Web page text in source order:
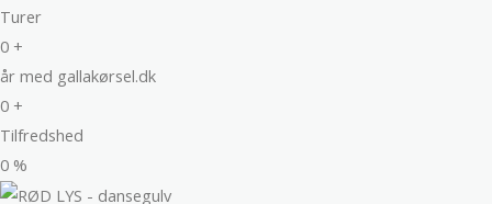
Turer
0 +
år med gallakørsel.dk
0 +
Tilfredshed
0 %